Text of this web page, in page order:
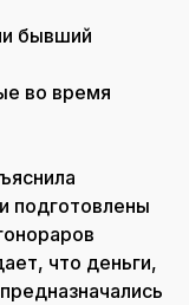
бывший
во время
подготовлены
что деньги,